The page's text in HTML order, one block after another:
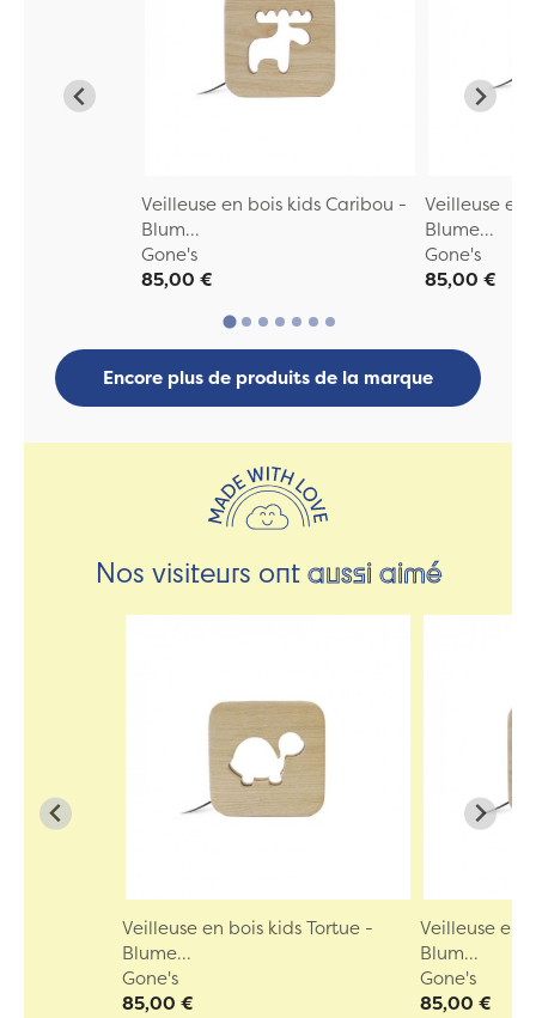
Veilleuse en bois kids Caribou -
Blum...
Gone's
85,00 €
Veilleuse en
Blume...
Gone's
85,00 €
Encore plus de produits de la marque
Nos visiteurs ontaussi aimé
Veilleuse en bois kids Tortue -
Blume...
Gone's
85,00 €
Veilleuse en
Blum...
Gone's
85,00 €